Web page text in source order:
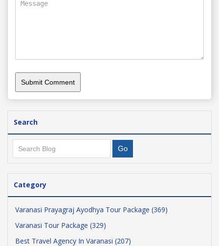
Search
Category
Varanasi Prayagraj Ayodhya Tour Package (369)
Varanasi Tour Package (329)
Best Travel Agency In Varanasi (207)